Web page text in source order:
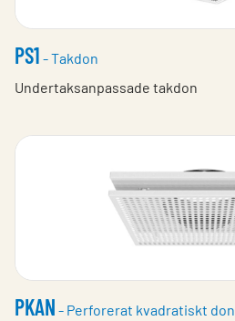
PS1 - Takdon
Undertaksanpassade takdon
PKAN - Perforerat kvadratiskt don